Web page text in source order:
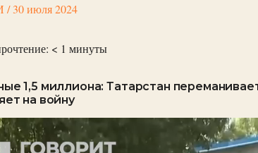
/30 июля 2024
< 1 минуты
1,5 миллиона: Татарстан
на войну